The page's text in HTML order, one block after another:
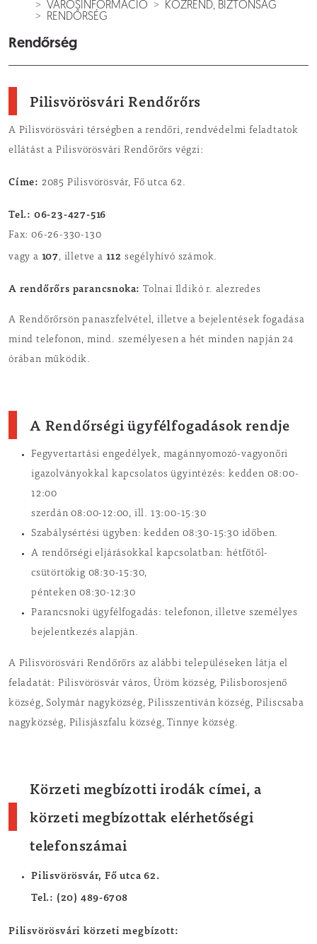
VÁROSINFORMÁCIÓ
KÖZREND, BIZTONSÁG
RENDŐRSÉG
Rendőrség
Pilisvörösvári Rendőrőrs
A Pilisvörösvári térségben a rendőri, rendvédelmi feladtatok
ellátást a Pilisvörösvári Rendőrőrs végzi:
Címe: 2085 Pilisvörösvár, Fő utca 62.
Tel.: 06-23-427-516
Fax: 06-26-330-130
vagy a 107 , illetve a 112 segélyhívó számok.
A rendőrőrs parancsnoka: Tolnai Ildikó r. alezredes
A Rendőrőrsön panaszfelvétel, illetve a bejelentések fogadása
mind telefonon, mind. személyesen a hét minden napján 24
órában működik.
A Rendőrségi ügyfélfogadások rendje
Fegyvertartási engedélyek, magánnyomozó-vagyonőri
igazolványokkal kapcsolatos ügyintézés: kedden 08:00-
12:00
szerdán 08:00-12:00, ill. 13:00-15:30
Szabálysértési ügyben: kedden 08:30-15:30 időben.
A rendőrségi eljárásokkal kapcsolatban: hétfőtől-
csütörtökig 08:30-15:30,
pénteken 08:30-12:30
Parancsnoki ügyfélfogadás: telefonon, illetve személyes
bejelentkezés alapján.
A Pilisvörösvári Rendőrőrs az alábbi településeken látja el
feladatát: Pilisvörösvár város, Üröm község, Pilisborosjenő
község, Solymár nagyközség, Pilisszentiván község, Piliscsaba
nagyközség, Pilisjászfalu község, Tinnye község.
Körzeti megbízotti irodák címei, a
körzeti megbízottak elérhetőségi
telefonszámai
Pilisvörösvár, Fő utca 62.
Tel.: (20) 489-6708
Pilisvörösvári körzeti megbízott: